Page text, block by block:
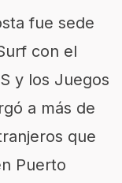
fue sede
con el
y los Juegos
a más de
que
Puerto